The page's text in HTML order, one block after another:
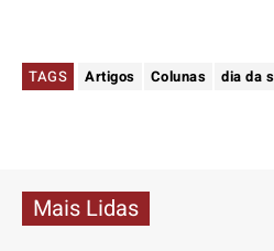
TAGS Artigos Colunas dia da
Mais Lidas